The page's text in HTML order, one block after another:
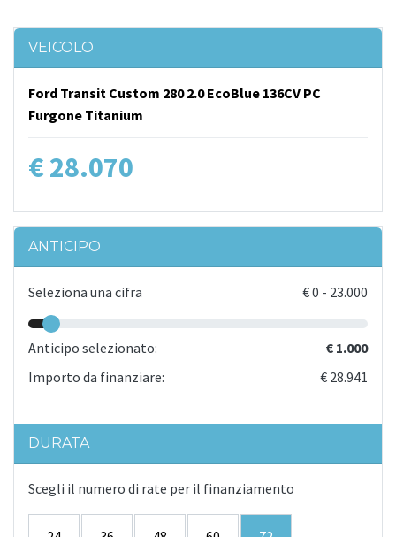
VEICOLO
Ford Transit Custom 280 2.0 EcoBlue 136CV PC
Furgone Titanium
€ 28.070
ANTICIPO
Seleziona una cifra €0 - 23.000
Anticipo selezionato:
€ 1.000
Importo da finanziare:
€ 28.941
DURATA
Scegli il numero di rate per il finanziamento